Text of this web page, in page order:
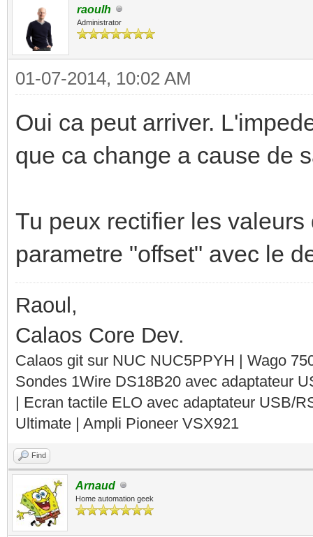
raoulh
Administrator
01-07-2014, 10:02 AM
Oui ca peut arriver.
que ca change a cause de
Tu peux rectifier les
parametre "offset" avec le
Raoul,
Calaos Core Dev.
Calaos git sur NUC NUC5PPYH | Wago
Sondes 1Wire DS18B20 avec adaptateur
| Ecran tactile ELO avec adaptateur USB/
Ultimate | Ampli Pioneer VSX921
Find
Arnaud
Home automation geek